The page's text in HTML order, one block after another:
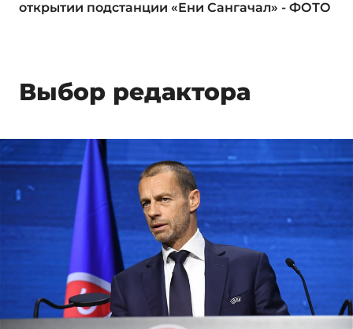
открытии подстанции «Ени Сангачал» - ФОТО
Выбор редактора